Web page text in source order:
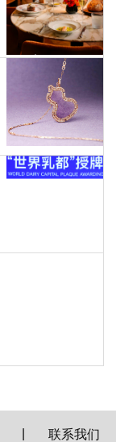
联系我们